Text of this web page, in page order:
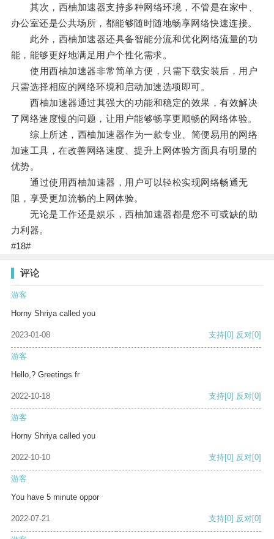
其次，西柚加速器支持多种网络环境，不管是在家中、
办公室还是公共场所，都能够随时随地畅享网络快速连接。
此外，西柚加速器还具备智能分流和优化网络流量的功
能，能够更好地满足用户个性化需求。
使用西柚加速器非常简单方便，只需下载安装后，用户
只需选择相应的网络环境和启动加速选项即可。
西柚加速器通过其强大的功能和稳定的效果，有效解决
了网络速度慢的问题，让用户能够畅享更顺畅的网络体验。
综上所述，西柚加速器作为一款专业、简便易用的网络
加速工具，在改善网络速度、提升上网体验方面具有明显的
优势。
通过使用西柚加速器，用户可以轻松实现网络畅通无
阻，享受更加流畅的上网体验。
无论是工作还是娱乐，西柚加速器都是您不可或缺的助
力利器。
#18#
评论
游客
Horny Shriya called you
2023-01-08 支持[0] 反对[0]
游客
Hello,? Greetings fr
2022-10-18 支持[0] 反对[0]
游客
Horny Shriya called you
2022-10-10 支持[0] 反对[0]
游客
You have 5 minute oppor
2022-07-21 支持[0] 反对[0]